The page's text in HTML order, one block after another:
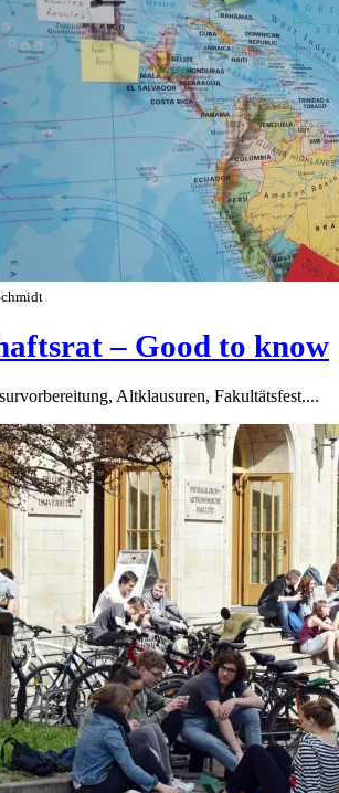
‒ Good to know
Altklausuren, Fakultätsfest....